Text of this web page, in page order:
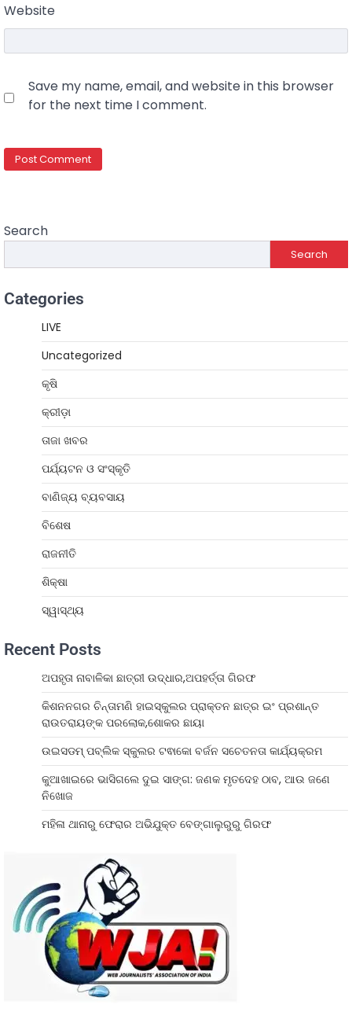
Website
Save my name, email, and website in this browser
for the next time I comment.
Search
Search
Categories
LIVE
Uncategorized
କୃଷି
କ୍ରୀଡ଼ା
ତାଜା ଖବର
ପର୍ଯ୍ୟଟନ ଓ ସଂସ୍କୃତି
ବାଣିଜ୍ୟ ବ୍ୟବସାୟ
ବିଶେଷ
ରାଜନୀତି
ଶିକ୍ଷା
ସ୍ୱାସ୍ଥ୍ୟ
Recent Posts
ଅପହୃତା ନାବାଳିକା ଛାତ୍ରୀ ଉଦ୍ଧାର,ଅପହର୍ତ୍ତା ଗିରଫ
କିଶନନଗର ଚିନ୍ତାମଣି ହାଇସ୍କୁଲର ପ୍ରାକ୍ତନ ଛାତ୍ର ଇଂ ପ୍ରଶାନ୍ତ
ରାଉତରାୟଙ୍କ ପରଲୋକ,ଶୋକର ଛାୟା
ଉଇସଡମ୍ ପବ୍ଲିକ ସ୍କୁଲର ଟଵାକୋ ବର୍ଜନ ସଚେତନତା କାର୍ଯ୍ୟକ୍ରମ
କୁଆଖାଇରେ ଭାସିଗଲେ ଦୁଇ ସାଙ୍ଗ: ଜଣକ ମୃତଦେହ ଠାବ, ଆଉ ଜଣେ
ନିଖୋଜ
ମହିଳା ଥାନାରୁ ଫେରାର ଅଭିଯୁକ୍ତ ବେଙ୍ଗାଲୁରୁରୁ ଗିରଫ